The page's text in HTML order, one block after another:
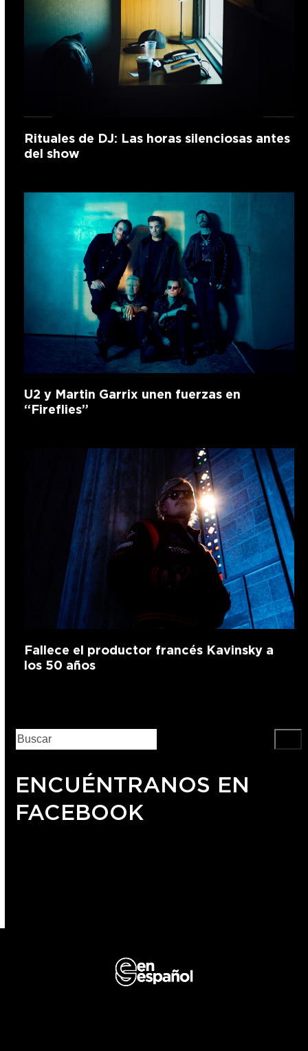
Rituales de DJ: Las horas silenciosas antes
del show
U2 y Martin Garrix unen fuerzas en
“Fireflies”
Fallece el productor francés Kavinsky a
los 50 años
ENCUÉNTRANOS EN
FACEBOOK